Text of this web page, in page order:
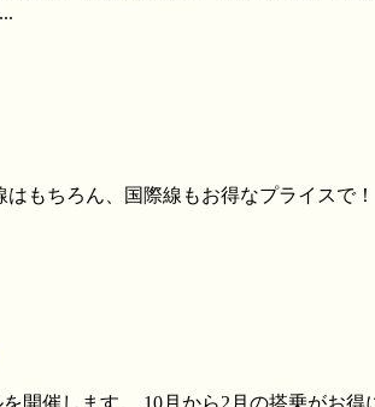
もちろん、国際線もお得なプライス